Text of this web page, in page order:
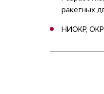
ракетных
НИОКР, ОКР